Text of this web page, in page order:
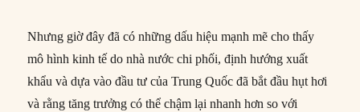
Nhưng giờ đây đã có những dấu hiệu mạnh mẽ cho thấy
mô hình kinh tế do nhà nước chi phối, định hướng xuất
khẩu và dựa vào đầu tư của Trung Quốc đã bắt đầu hụt hơi
và rằng tăng trưởng có thể chậm lại nhanh hơn so với